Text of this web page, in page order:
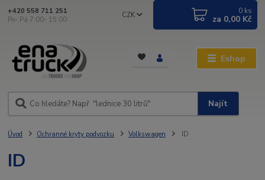
Eshop
CZK
Najít
+420 558 711 251
Po- Pá 7:00- 15:00
0 ks
za 0,00 Kč
Úvod Ochranné kryty podvozku Volkswagen ID
ID